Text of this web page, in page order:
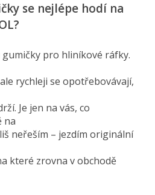
se nejlépe hodí na
pro hliníkové ráfky.
rychleji se opotřebovávají,
Je jen na vás, co
na
neřeším – jezdím originální
které zrovna v obchodě